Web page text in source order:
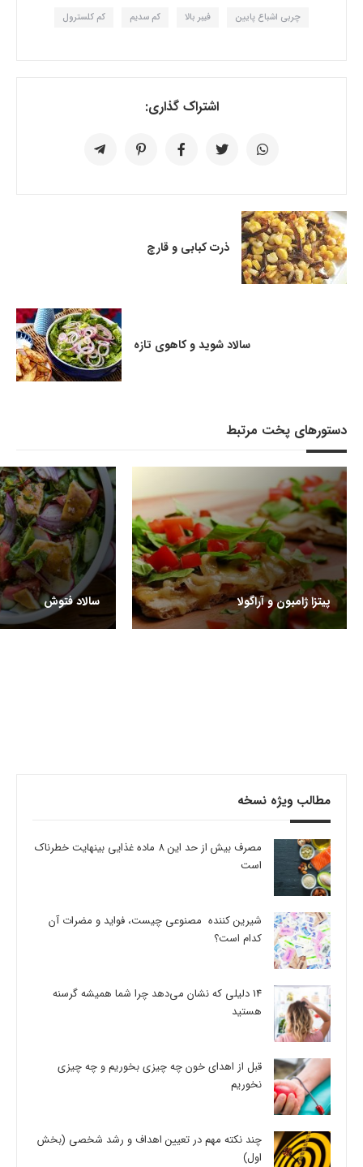
چربی اشباع پایین فیبر بالا کم سدیم کم کلسترول
اشتراک گذاری:
ذرت کبابی و قارچ
سالاد شوید و کاهوی تازه
دستورهای پخت مرتبط
پیتزا ژامبون و آراگولا سالاد فتوش
مطالب ویژه نسخه
مصرف بیش از حد این 8 ماده غذایی بینهایت خطرناک
است
شیرین کننده مصنوعی چیست، فواید و مضرات آن
کدام است؟
14 دلیلی که نشان می‌دهد چرا شما همیشه گرسنه
هستید
قبل از اهدای خون چه چیزی بخوریم و چه چیزی
نخوریم
چند نکته مهم در تعیین اهداف و رشد شخصی (بخش
اول)